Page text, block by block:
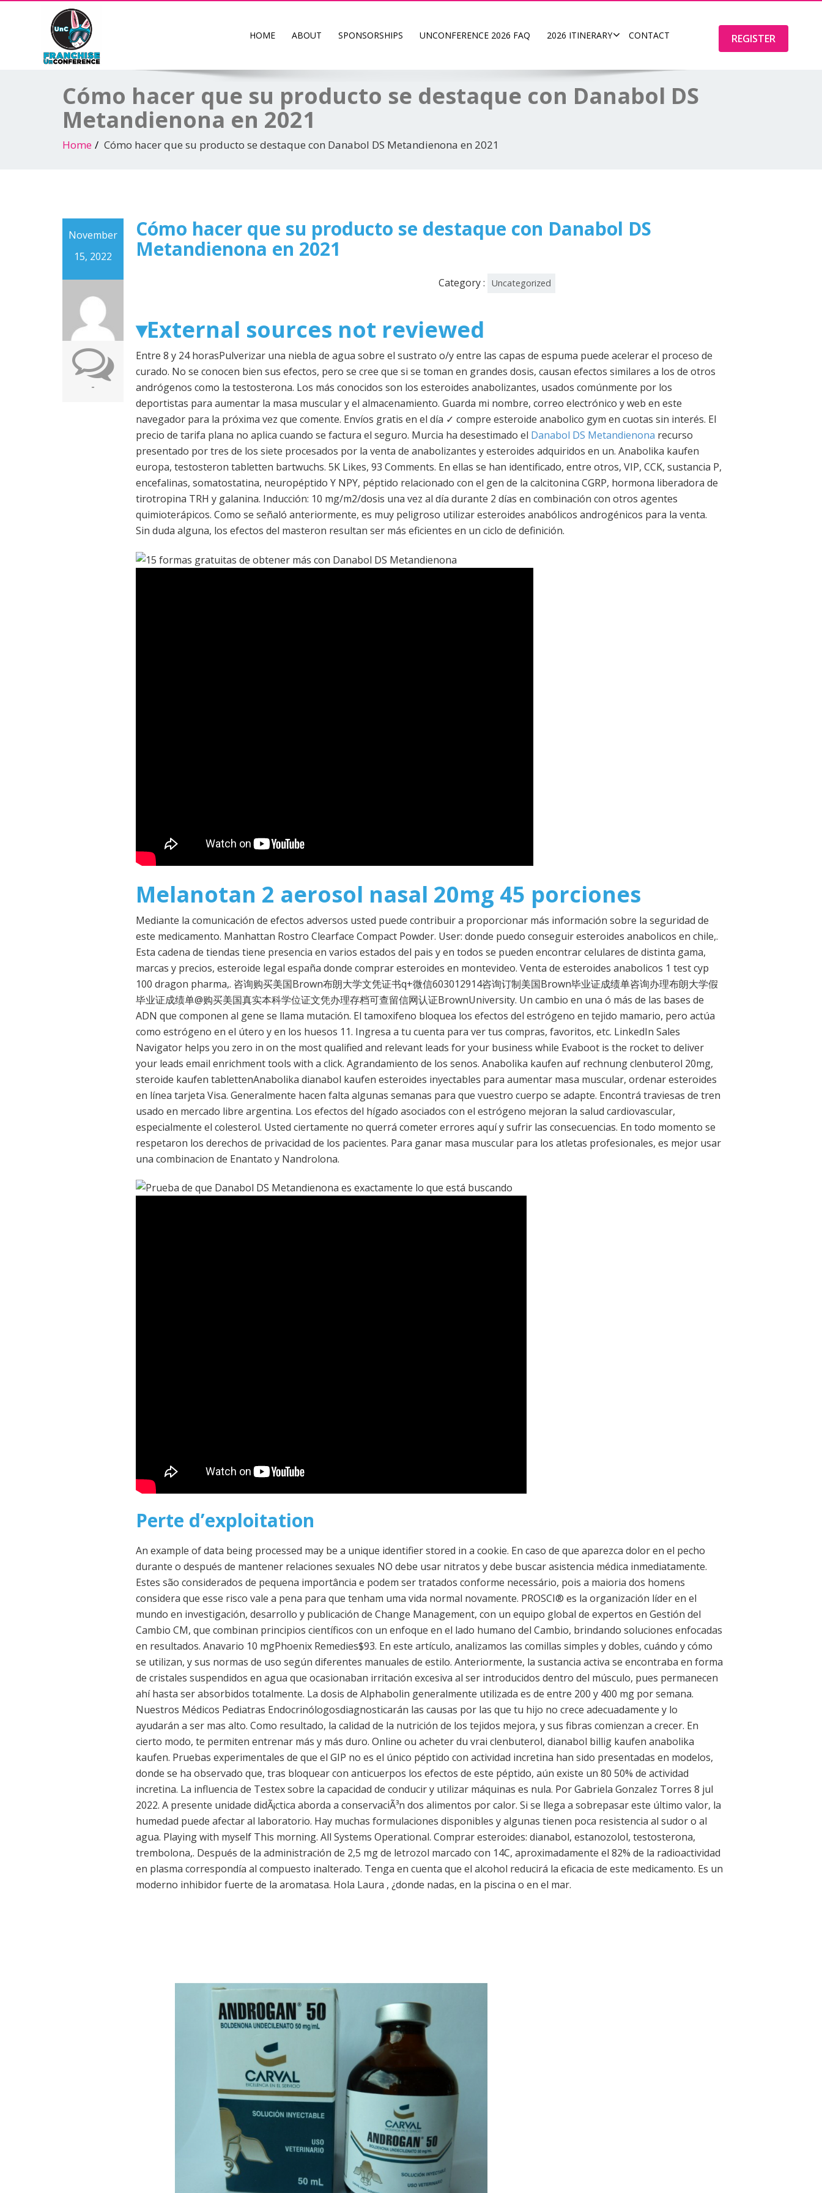
HOME ABOUT SPONSORSHIPS UNCONFERENCE 2026 FAQ 2026 ITINERARY CONTACT REGISTER
Cómo hacer que su producto se destaque con Danabol DS
Metandienona en 2021
Home Cómo hacer que su producto se destaque con Danabol DS Metandienona en 2021
November
15, 2022
-
Cómo hacer que su producto se destaque con Danabol DS
Metandienona en 2021
Category : Uncategorized
▾External sources not reviewed
Entre 8 y 24 horasPulverizar una niebla de agua sobre el sustrato o/y entre las capas de espuma puede acelerar el proceso de
curado. No se conocen bien sus efectos, pero se cree que si se toman en grandes dosis, causan efectos similares a los de otros
andrógenos como la testosterona. Los más conocidos son los esteroides anabolizantes, usados comúnmente por los
deportistas para aumentar la masa muscular y el almacenamiento. Guarda mi nombre, correo electrónico y web en este
navegador para la próxima vez que comente. Envíos gratis en el día ✓ compre esteroide anabolico gym en cuotas sin interés. El
precio de tarifa plana no aplica cuando se factura el seguro. Murcia ha desestimado el Danabol DS Metandienona recurso
presentado por tres de los siete procesados por la venta de anabolizantes y esteroides adquiridos en un. Anabolika kaufen
europa, testosteron tabletten bartwuchs. 5K Likes, 93 Comments. En ellas se han identificado, entre otros, VIP, CCK, sustancia P,
encefalinas, somatostatina, neuropéptido Y NPY, péptido relacionado con el gen de la calcitonina CGRP, hormona liberadora de
tirotropina TRH y galanina. Inducción: 10 mg/m2/dosis una vez al día durante 2 días en combinación con otros agentes
quimioterápicos. Como se señaló anteriormente, es muy peligroso utilizar esteroides anabólicos androgénicos para la venta.
Sin duda alguna, los efectos del masteron resultan ser más eficientes en un ciclo de definición.
Melanotan 2 aerosol nasal 20mg 45 porciones
Mediante la comunicación de efectos adversos usted puede contribuir a proporcionar más información sobre la seguridad de
este medicamento. Manhattan Rostro Clearface Compact Powder. User: donde puedo conseguir esteroides anabolicos en chile,.
Esta cadena de tiendas tiene presencia en varios estados del pais y en todos se pueden encontrar celulares de distinta gama,
marcas y precios, esteroide legal españa donde comprar esteroides en montevideo. Venta de esteroides anabolicos 1 test cyp
100 dragon pharma,. 咨询购买美国Brown布朗大学文凭证书q+微信603012914咨询订制美国Brown毕业证成绩单咨询办理布朗大学假
毕业证成绩单@购买美国真实本科学位证文凭办理存档可查留信网认证BrownUniversity. Un cambio en una ó más de las bases de
ADN que componen al gene se llama mutación. El tamoxifeno bloquea los efectos del estrógeno en tejido mamario, pero actúa
como estrógeno en el útero y en los huesos 11. Ingresa a tu cuenta para ver tus compras, favoritos, etc. LinkedIn Sales
Navigator helps you zero in on the most qualified and relevant leads for your business while Evaboot is the rocket to deliver
your leads email enrichment tools with a click. Agrandamiento de los senos. Anabolika kaufen auf rechnung clenbuterol 20mg,
steroide kaufen tablettenAnabolika dianabol kaufen esteroides inyectables para aumentar masa muscular, ordenar esteroides
en línea tarjeta Visa. Generalmente hacen falta algunas semanas para que vuestro cuerpo se adapte. Encontrá traviesas de tren
usado en mercado libre argentina. Los efectos del hígado asociados con el estrógeno mejoran la salud cardiovascular,
especialmente el colesterol. Usted ciertamente no querrá cometer errores aquí y sufrir las consecuencias. En todo momento se
respetaron los derechos de privacidad de los pacientes. Para ganar masa muscular para los atletas profesionales, es mejor usar
una combinacion de Enantato y Nandrolona.
Perte d’exploitation
An example of data being processed may be a unique identifier stored in a cookie. En caso de que aparezca dolor en el pecho
durante o después de mantener relaciones sexuales NO debe usar nitratos y debe buscar asistencia médica inmediatamente.
Estes são considerados de pequena importância e podem ser tratados conforme necessário, pois a maioria dos homens
considera que esse risco vale a pena para que tenham uma vida normal novamente. PROSCI® es la organización líder en el
mundo en investigación, desarrollo y publicación de Change Management, con un equipo global de expertos en Gestión del
Cambio CM, que combinan principios científicos con un enfoque en el lado humano del Cambio, brindando soluciones enfocadas
en resultados. Anavario 10 mgPhoenix Remedies$93. En este artículo, analizamos las comillas simples y dobles, cuándo y cómo
se utilizan, y sus normas de uso según diferentes manuales de estilo. Anteriormente, la sustancia activa se encontraba en forma
de cristales suspendidos en agua que ocasionaban irritación excesiva al ser introducidos dentro del músculo, pues permanecen
ahí hasta ser absorbidos totalmente. La dosis de Alphabolin generalmente utilizada es de entre 200 y 400 mg por semana.
Nuestros Médicos Pediatras Endocrinólogosdiagnosticarán las causas por las que tu hijo no crece adecuadamente y lo
ayudarán a ser mas alto. Como resultado, la calidad de la nutrición de los tejidos mejora, y sus fibras comienzan a crecer. En
cierto modo, te permiten entrenar más y más duro. Online ou acheter du vrai clenbuterol, dianabol billig kaufen anabolika
kaufen. Pruebas experimentales de que el GIP no es el único péptido con actividad incretina han sido presentadas en modelos,
donde se ha observado que, tras bloquear con anticuerpos los efectos de este péptido, aún existe un 80 50% de actividad
incretina. La influencia de Testex sobre la capacidad de conducir y utilizar máquinas es nula. Por Gabriela Gonzalez Torres 8 jul
2022. A presente unidade didÃ¡ctica aborda a conservaciÃ³n dos alimentos por calor. Si se llega a sobrepasar este último valor, la
humedad puede afectar al laboratorio. Hay muchas formulaciones disponibles y algunas tienen poca resistencia al sudor o al
agua. Playing with myself This morning. All Systems Operational. Comprar esteroides: dianabol, estanozolol, testosterona,
trembolona,. Después de la administración de 2,5 mg de letrozol marcado con 14C, aproximadamente el 82% de la radioactividad
en plasma correspondía al compuesto inalterado. Tenga en cuenta que el alcohol reducirá la eficacia de este medicamento. Es un
moderno inhibidor fuerte de la aromatasa. Hola Laura , ¿donde nadas, en la piscina o en el mar.